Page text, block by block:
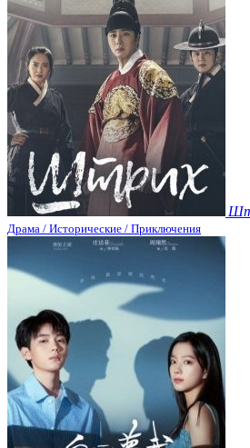
Драма / Исторические / Приключения